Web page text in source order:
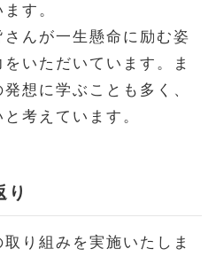
す。
んが一生懸命に励む姿
いただいています。ま
想に学ぶことも多く、
考えています。
り
り組みを実施いたしま